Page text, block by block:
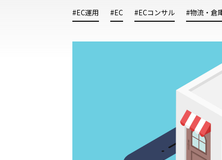
#EC運用 #EC #ECコンサル #物流・倉